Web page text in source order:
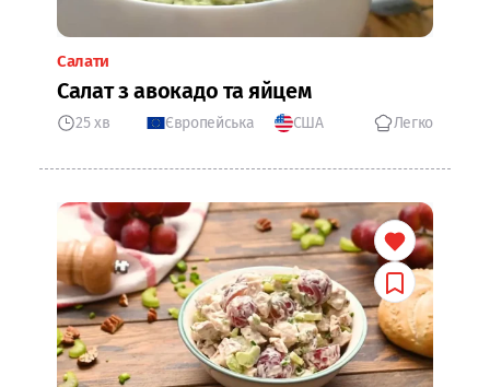
Салати
Салат з авокадо та яйцем
25 хв Європейська США Легко